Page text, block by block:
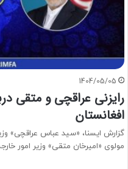
1404/05/05
رایزنی عراقچی و متقی
افغانستان
گزارش ایسنا، «سید عباس عراقچی»
مولوی «امیرخان متقی» وزیر امور